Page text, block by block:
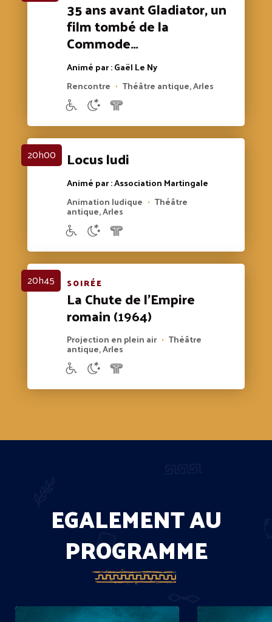
35 ans avant Gladiator, un
film tombé de la
Commode…
Animé par : Gaël Le Ny
Rencontre • Théâtre antique, Arles
20h00 Locus ludi
Animé par : Association Martingale
Animation ludique • Théâtre
antique, Arles
20h45 SOIRÉE
La Chute de l'Empire
romain(1964)
Projection en plein air • Théâtre
antique, Arles
EGALEMENT AU
PROGRAMME